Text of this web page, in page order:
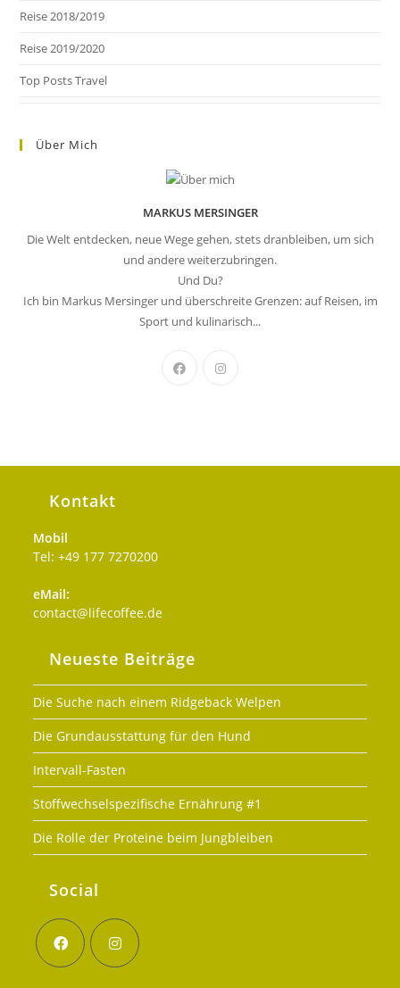
Reise 2018/2019
Reise 2019/2020
Top Posts Travel
Über Mich
MARKUS MERSINGER
Die Welt entdecken, neue Wege gehen, stets dranbleiben, um sich
und andere weiterzubringen.
Und Du?
Ich bin Markus Mersinger und überschreite Grenzen: auf Reisen, im
Sport und kulinarisch...
Kontakt
Mobil
Tel: +49 177 7270200
eMail:
contact@lifecoffee.deOpens
application
Neueste Beiträge
Die Suche nach einem Ridgeback Welpen
Die Grundausstattung für den Hund
Intervall-Fasten
Stoffwechselspezifische Ernährung #1
Die Rolle der Proteine beim Jungbleiben
Social